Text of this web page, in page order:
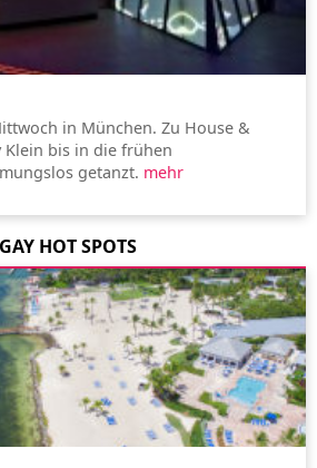
in München. Zu House &
bis in die frühen
getanzt. mehr
GAY HOT SPOTS